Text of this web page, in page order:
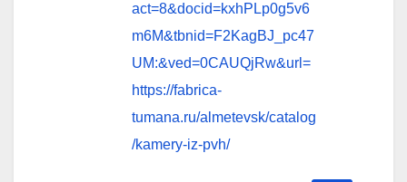
act=8&docid=kxhPLp0g5v6
m6M&tbnid=F2KagBJ_pc47
UM:&ved=0CAUQjRw&url=
https://fabrica-
tumana.ru/almetevsk/catalog
/kamery-iz-pvh/